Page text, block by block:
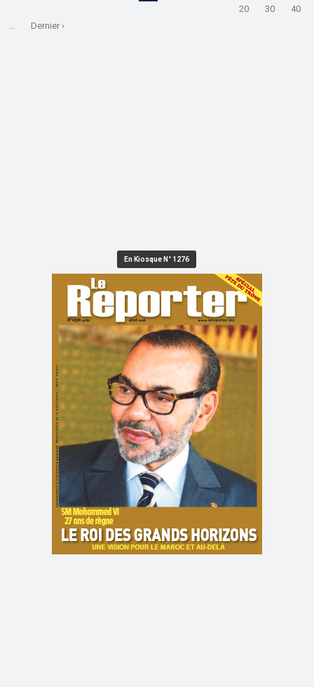
20
30
40
...
Dernier ›
En Kiosque N° 1276